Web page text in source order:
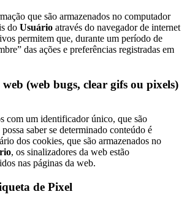
que são armazenados no computador
do Usuário através do navegador de internet
permitem que, durante um período de
das ações e preferências registradas em
(web bugs, clear gifs ou pixels)
com um identificador único, que são
saber se determinado conteúdo é
dos cookies, que são armazenados no
, os sinalizadores da web estão
nas páginas da web.
de Pixel